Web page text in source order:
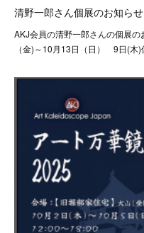
清野一郎さん個展のお知らせ
AKJ会員の清野一郎さんの個展
（金)～10月13日（日） 9日(